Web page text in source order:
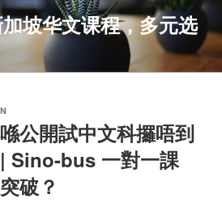
坡华文课程，多元选
公開試中文科攞唔到
Sino-bus 一對一課
破？